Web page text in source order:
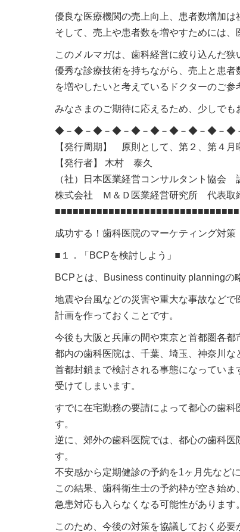
優良な医療機関の売上向上、患者数増加は
そして、売上や患者数を増やすためには、
このメルマガは、歯科経営に絞り込んだ狭
優秀な診療技術を持ちながら、売上と患
を増やしたいと考えているドクターのご参
みなさまのご期待に応えるため、少しでも
◆－◆－◆－◆－◆－◆－◆－◆－◆－◆
【発行周期】 原則として、第２、第４
【発行者】 木村 泰久
（社）日本医業経営コンサルタント協会
株式会社 Ｍ＆Ｄ医業経営研究所 代表取
成功する！歯科医院のマーケティング対
■１．「BCPを検討しよう」
BCPとは、Business continuity planningの
地震や台風などの災害や重大な事故など
計画を作っておくことです。
今後も大阪と兵庫の間や東京と首都圏各都
都内の歯科医院は、千葉、埼玉、神奈川な
首都封鎖まで検討される事態になってい
受けてしまいます。
すでに在宅勤務の要請によって都心の歯
す。
逆に、郊外の歯科医院では、都心の歯科
す。
不安感から定期健診の予約を1ヶ月先など
この結果、歯科衛生士の予約枠が空き始め
急患対応も入らなくなる可能性があります。
このため、今後の対策を協議しておく必要